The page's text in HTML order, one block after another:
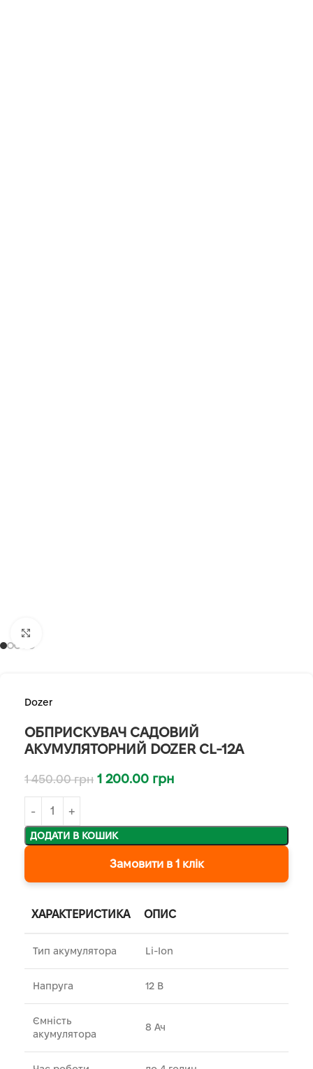
Dozer
ОБПРИСКУВАЧ САДОВИЙ
АКУМУЛЯТОРНИЙ DOZER CL-12А
1 450.00грн 1 200.00 грн
ДОДАТИ В КОШИК
Замовити в 1 клік
ХАРАКТЕРИСТИКА ОПИС
Тип акумулятора Li-Ion
Напруга 12 В
Ємність
акумулятора
8 Ач